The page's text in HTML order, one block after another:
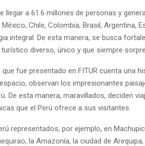
llegar a 61.6 millones de personas y
Chile, Colombia, Brasil, Argentina,
integral. De esta manera, se busca
diverso, único y que siempre
fue presentado en FITUR cuenta una
observan los impresionantes
De esta manera, maravillados, deciden
que el Perú ofrece a sus visitantes.
representados, por ejemplo, en
la Amazonía, la ciudad de